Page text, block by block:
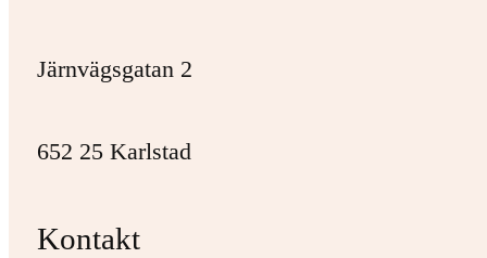
Järnvägsgatan 2
652 25 Karlstad
Kontakt